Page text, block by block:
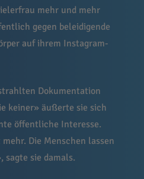
mehr und mehr
gegen beleidigende
auf ihrem Instagram-
Dokumentation
keiner» äußerte sie sich
öffentliche Interesse.
Die Menschen lassen
sagte sie damals.